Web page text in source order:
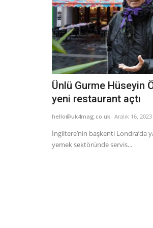
Ünlü Gurme Hüseyin
yeni restaurant açtı
hello@uk4mag.co.uk Aralık 16, 2023
İngiltere’nin başkenti Londra’da
yemek sektöründe servis...